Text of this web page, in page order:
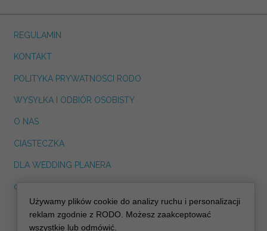
REGULAMIN
KONTAKT
POLITYKA PRYWATNOSCI RODO
WYSYŁKA I ODBIÓR OSOBISTY
O NAS
CIASTECZKA
DLA WEDDING PLANERA
dreskot.com
info@decoris.pl
Używamy plików cookie do analizy ruchu i personalizacji
reklam zgodnie z RODO. Możesz zaakceptować
wszystkie lub odmówić.